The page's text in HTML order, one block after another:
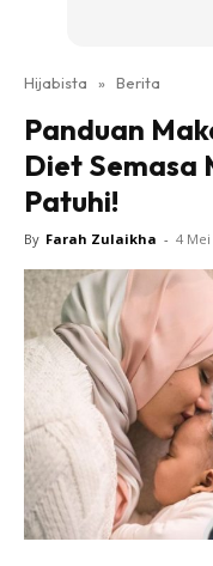
Hijabista » Berita
Panduan
Diet Semasa
Patuhi!
By Farah Zulaikha - 4 Mei